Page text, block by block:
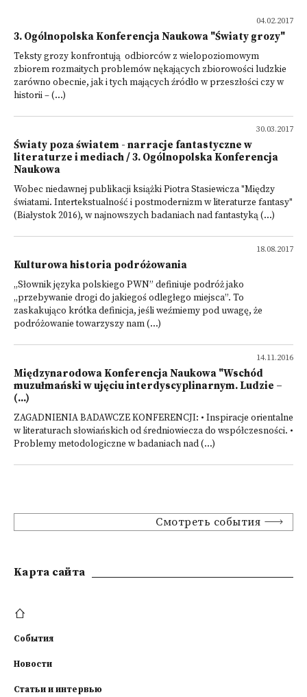
04.02.2017
3. Ogólnopolska Konferencja Naukowa "Światy grozy"
Teksty grozy konfrontują odbiorców z wielopoziomowym
zbiorem rozmaitych problemów nękających zbiorowości ludzkie
zarówno obecnie, jak i tych mających źródło w przeszłości czy w
historii – (...)
30.03.2017
Światy poza światem - narracje fantastyczne w
literaturze i mediach / 3. Ogólnopolska Konferencja
Naukowa
Wobec niedawnej publikacji książki Piotra Stasiewicza "Między
światami. Intertekstualność i postmodernizm w literaturze fantasy"
(Białystok 2016), w najnowszych badaniach nad fantastyką (...)
18.08.2017
Kulturowa historia podróżowania
„Słownik języka polskiego PWN” definiuje podróż jako
„przebywanie drogi do jakiegoś odległego miejsca”. To
zaskakująco krótka definicja, jeśli weźmiemy pod uwagę, że
podróżowanie towarzyszy nam (...)
14.11.2016
Międzynarodowa Konferencja Naukowa "Wschód
muzułmański w ujęciu interdyscyplinarnym. Ludzie –
(...)
ZAGADNIENIA BADAWCZE KONFERENCJI: • Inspiracje orientalne
w literaturach słowiańskich od średniowiecza do współczesności. •
Problemy metodologiczne w badaniach nad (...)
Смотреть события
Kарта сайта
События
Новости
Статьи и интервью